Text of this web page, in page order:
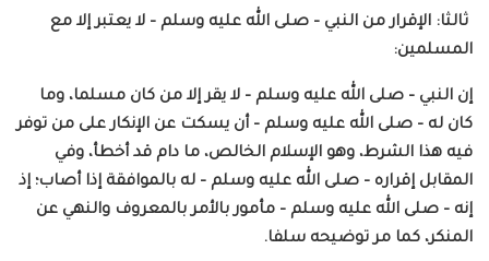
ثالثا: الإقرار من النبي – صلى الله عليه وسلم – لا يعتبر إلا مع
المسلمين:
إن النبي – صلى الله عليه وسلم – لا يقر إلا من كان مسلما، وما
كان له – صلى الله عليه وسلم – أن يسكت عن الإنكار على من توفر
فيه هذا الشرط، وهو الإسلام الخالص، ما دام قد أخطأ، وفي
المقابل إقراره – صلى الله عليه وسلم – له بالموافقة إذا أصاب؛ إذ
إنه – صلى الله عليه وسلم – مأمور بالأمر بالمعروف والنهي عن
المنكر، كما مر توضيحه سلفا.